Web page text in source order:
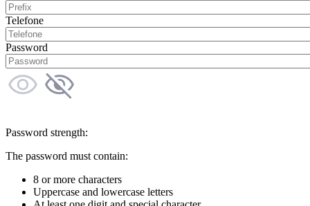
Telefone
Password
Password strength:
The password must contain:
8 or more characters
Uppercase and lowercase letters